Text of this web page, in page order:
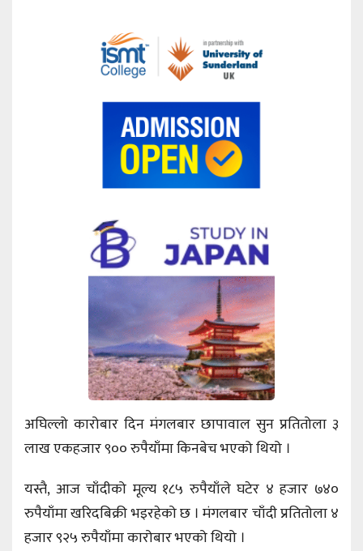
अघिल्लो कारोबार दिन मंगलबार छापावाल सुन प्रतितोला ३
लाख एकहजार ९०० रुपैयाँमा किनबेच भएको थियो ।
यस्तै, आज चाँदीको मूल्य १८५ रुपैयाँले घटेर ४ हजार ७४०
रुपैयाँमा खरिदबिक्री भइरहेको छ । मंगलबार चाँदी प्रतितोला ४
हजार ९२५ रुपैयाँमा कारोबार भएको थियो ।